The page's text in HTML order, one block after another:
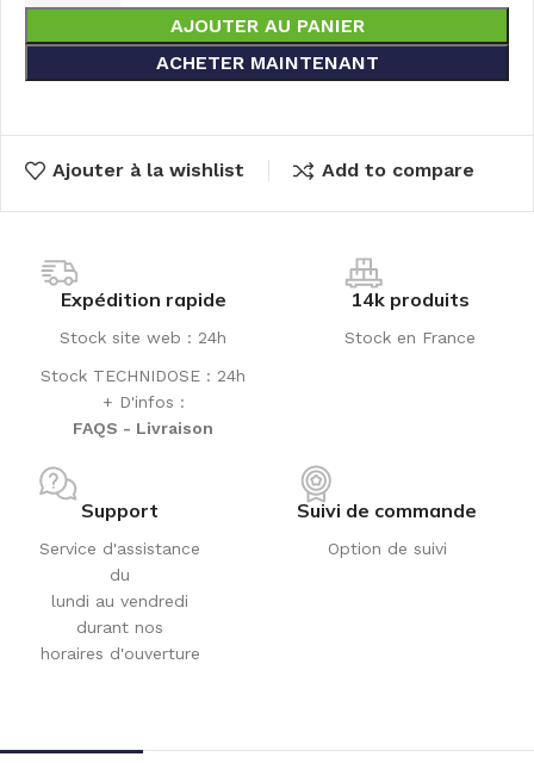
AJOUTER AU PANIER
ACHETER MAINTENANT
Ajouter à la wishlist Add to compare
Expédition rapide
Stock site web : 24h
Stock TECHNIDOSE : 24h
+ D'infos :
FAQS - Livraison
14k produits
Stock en France
Support
Service d'assistance
du
lundi au vendredi
durant nos
horaires d'ouverture
Suivi de commande
Option de suivi